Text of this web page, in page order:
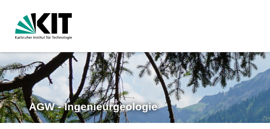
AGW - Ingenieurgeologie